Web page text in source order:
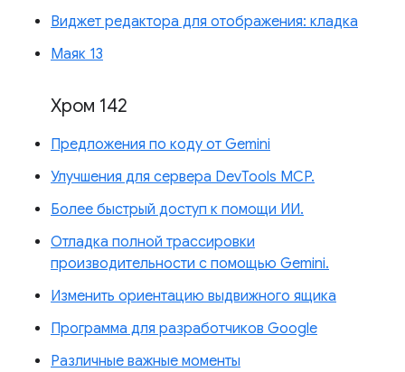
Виджет редактора для отображения: кладка
Маяк 13
Хром 142
Предложения по коду от Gemini
Улучшения для сервера DevTools MCP.
Более быстрый доступ к помощи ИИ.
Отладка полной трассировки
производительности с помощью Gemini.
Изменить ориентацию выдвижного ящика
Программа для разработчиков Google
Различные важные моменты